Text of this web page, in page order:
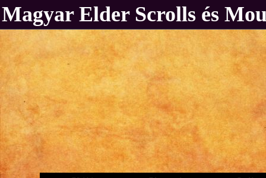
Magyar Elder Scrolls és